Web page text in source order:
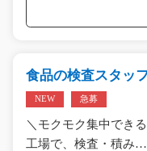
食品の検査スタッ
NEW 急募
＼モクモク集中でき
工場で、検査・積み…